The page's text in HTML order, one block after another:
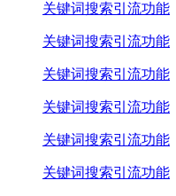
关键词搜索引流功能
关键词搜索引流功能
关键词搜索引流功能
关键词搜索引流功能
关键词搜索引流功能
关键词搜索引流功能